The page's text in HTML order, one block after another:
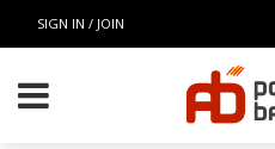
SIGN IN / JOIN